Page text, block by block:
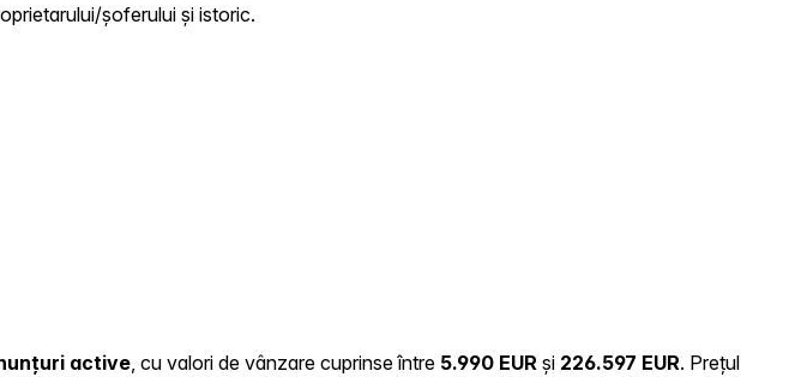
șoferului și istoric.
active , cu valori de vânzare cuprinse între 5.990 EUR și 226.597 EUR. Prețul